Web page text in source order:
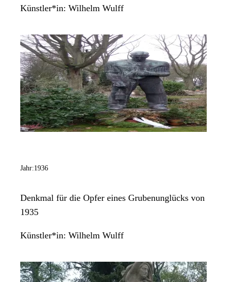
Künstler*in: Wilhelm Wulff
Jahr:1936
Denkmal für die Opfer eines Grubenunglücks von
1935
Künstler*in: Wilhelm Wulff